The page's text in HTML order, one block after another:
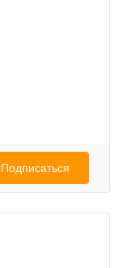
Подписаться